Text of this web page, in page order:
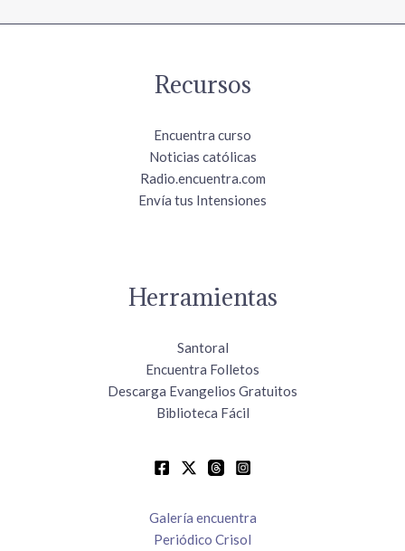
Recursos
Encuentra curso
Noticias católicas
Radio.encuentra.com
Envía tus Intensiones
Herramientas
Santoral
Encuentra Folletos
Descarga Evangelios Gratuitos
Biblioteca Fácil
Galería encuentra
Periódico Crisol